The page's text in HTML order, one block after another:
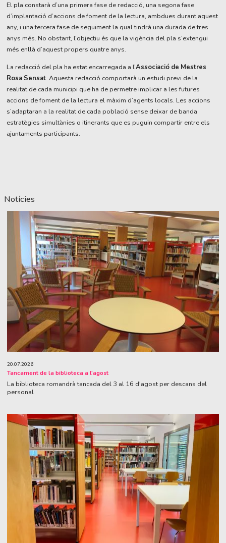
El pla constarà d’una primera fase de redacció, una segona fase
d’implantació d’accions de foment de la lectura, ambdues durant aquest
any, i una tercera fase de seguiment la qual tindrà una durada de tres
anys més. No obstant, l’objectiu és que la vigència del pla s’extengui
més enllà d’aquest propers quatre anys.
La redacció del pla ha estat encarregada a l’Associació de Mestres
Rosa Sensat. Aquesta redacció comportarà un estudi previ de la
realitat de cada municipi que ha de permetre implicar a les futures
accions de foment de la lectura el màxim d’agents locals. Les accions
s’adaptaran a la realitat de cada població sense deixar de banda
estratègies simultànies o itinerants que es puguin compartir entre els
ajuntaments participants.
Notícies
20.07.2026
Tancament de la biblioteca a l'agost
La biblioteca romandrà tancada del 3 al 16 d'agost per descans del
personal